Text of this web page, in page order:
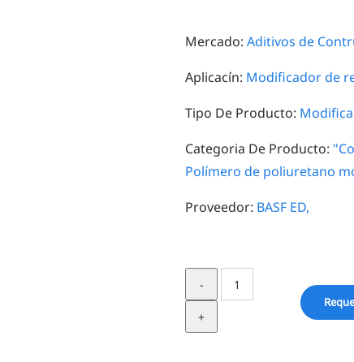
Mercado: Aditivos de
Aplicacín: Modificador de
Tipo De Producto:
Categoria De Producto:
Polímero de poliuretano
Proveedor: BASF ED,
Rheovis
PE